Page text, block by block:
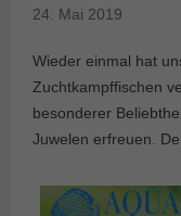
24. Mai 2019
Wieder einmal hat
Zuchtkampffischen
besonderer
Juwelen erfreuen.